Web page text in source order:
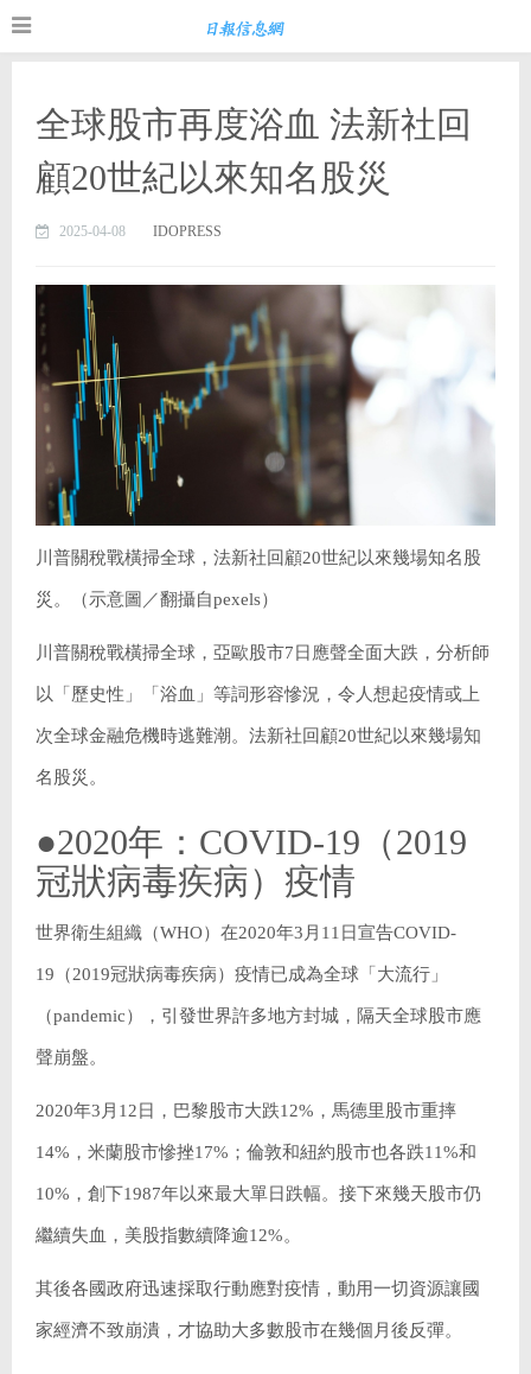
全球股市再度浴血 法新社回
顧20世紀以來知名股災
2025-04-08 IDOPRESS
川普關稅戰橫掃全球，法新社回顧20世紀以來幾場知名股
災。（示意圖／翻攝自pexels）
川普關稅戰橫掃全球，亞歐股市7日應聲全面大跌，分析師
以「歷史性」「浴血」等詞形容慘況，令人想起疫情或上
次全球金融危機時逃難潮。法新社回顧20世紀以來幾場知
名股災。
●2020年：COVID-19（2019
冠狀病毒疾病）疫情
世界衛生組織（WHO）在2020年3月11日宣告COVID-
19（2019冠狀病毒疾病）疫情已成為全球「大流行」
（pandemic），引發世界許多地方封城，隔天全球股市應
聲崩盤。
2020年3月12日，巴黎股市大跌12%，馬德里股市重摔
14%，米蘭股市慘挫17%；倫敦和紐約股市也各跌11%和
10%，創下1987年以來最大單日跌幅。接下來幾天股市仍
繼續失血，美股指數續降逾12%。
其後各國政府迅速採取行動應對疫情，動用一切資源讓國
家經濟不致崩潰，才協助大多數股市在幾個月後反彈。